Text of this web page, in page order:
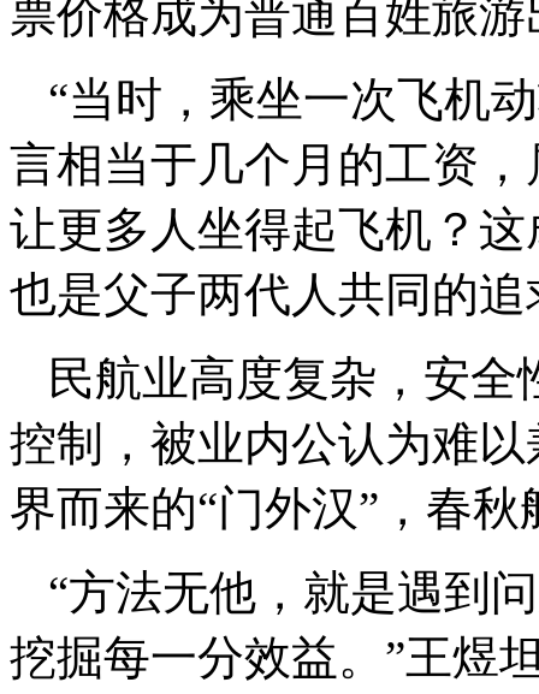
票价格成为普通百姓旅
“当时，乘坐一次飞机
言相当于几个月的工资
让更多人坐得起飞机？
也是父子两代人共同的追
民航业高度复杂，安
控制，被业内公认为难
界而来的“门外汉”，春
“方法无他，就是遇到
挖掘每一分效益。”王煜